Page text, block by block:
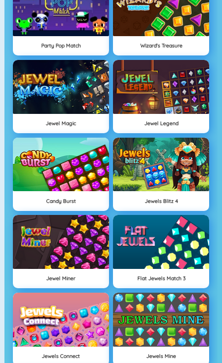
Party Pop Match Wizard's Treasure
Jewel Magic Jewel Legend
Candy Burst Jewels Blitz 4
Jewel Miner Flat Jewels Match 3
Jewels Connect Jewels Mine